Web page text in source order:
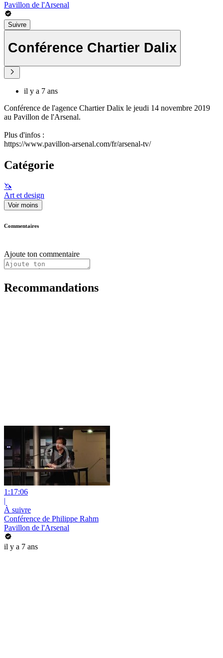
Pavillon de l'Arsenal
Suivre
Conférence Chartier Dalix
il y a 7 ans
Conférence de l'agence Chartier Dalix le jeudi 14 novembre 2019
au Pavillon de l'Arsenal.
Plus d'infos :
https://www.pavillon-arsenal.com/fr/arsenal-tv/
Catégorie
🦄
Art et design
Voir moins
Commentaires
Ajoute ton commentaire
Recommandations
1:17:06
|
À suivre
Conférence de Philippe Rahm
Pavillon de l'Arsenal
il y a 7 ans